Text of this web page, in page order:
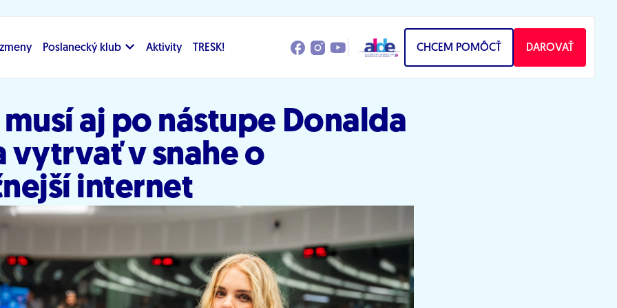
Poslanecký klub Aktivity TRESK! CHCEM POMÔCŤ DAROVAŤ
musí aj po nástupe Donalda
vytrvať v snahe o
internet